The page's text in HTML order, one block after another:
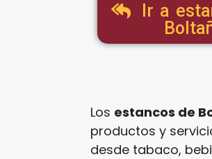
Ir a
Los estancos de
productos y
desde tabaco,